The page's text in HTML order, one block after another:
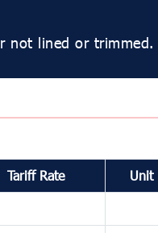
not lined or trimmed.
Tariff Rate Unit